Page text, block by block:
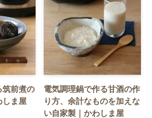
筑前煮の
しま屋
電気調理鍋で作る甘酒の作
り方、余計なものを加えな
い自家製｜かわしま屋